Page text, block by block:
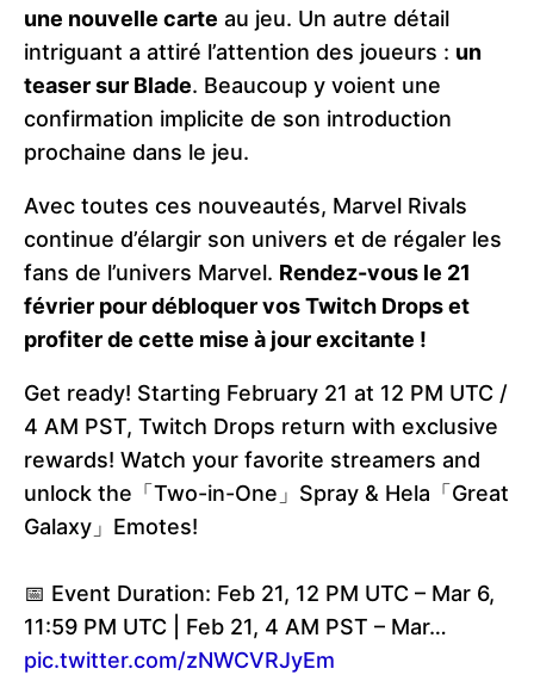
une nouvelle carte au jeu. Un autre détail
intriguant a attiré l’attention des joueurs : un
teaser sur Blade. Beaucoup y voient une
confirmation implicite de son introduction
prochaine dans le jeu.
Avec toutes ces nouveautés, Marvel Rivals
continue d’élargir son univers et de régaler les
fans de l’univers Marvel. Rendez-vous le 21
février pour débloquer vos Twitch Drops et
profiter de cette mise à jour excitante !
Get ready! Starting February 21 at 12 PM UTC /
4 AM PST, Twitch Drops return with exclusive
rewards! Watch your favorite streamers and
unlock the「Two-in-One」Spray & Hela「Great
Galaxy」Emotes!
📅 Event Duration: Feb 21, 12 PM UTC – Mar 6,
11:59 PM UTC | Feb 21, 4 AM PST – Mar…
pic.twitter.com/zNWCVRJyEm